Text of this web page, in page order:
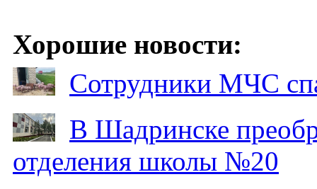
Хорошие новости:
Сотрудники МЧС
В Шадринске
отделения школы №20